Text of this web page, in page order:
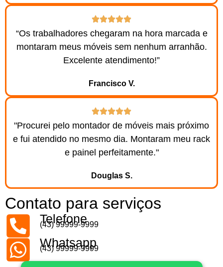
“Os trabalhadores chegaram na hora marcada e
montaram meus móveis sem nenhum arranhão.
Excelente atendimento!”
Francisco V.
"Procurei pelo montador de móveis mais próximo
e fui atendido no mesmo dia. Montaram meu rack
e painel perfeitamente."
Douglas S.
Contato para serviços
Telefone
(43) 99999-9999
Whatsapp
(43) 99999-9999